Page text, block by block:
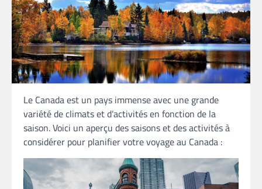
Le Canada est un pays immense avec une grande
variété de climats et d’activités en fonction de la
saison. Voici un aperçu des saisons et des activités à
considérer pour planifier votre voyage au Canada :